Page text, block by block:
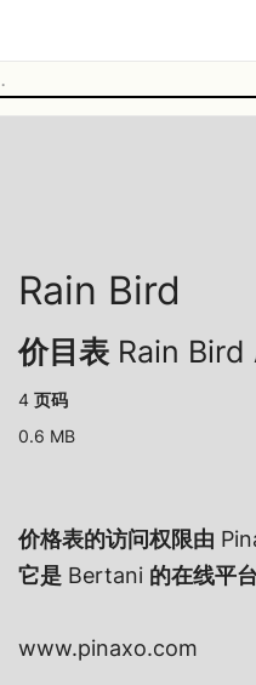
Rain Bird
价目表 Rain Bird
4 页码
0.6 MB
价格表的访问权限由
它是 Bertani 的在线平
www.pinaxo.com